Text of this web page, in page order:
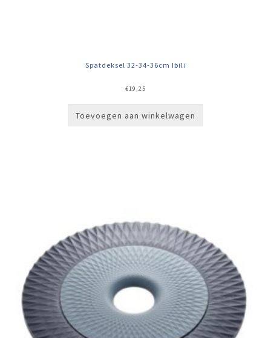
Spatdeksel 32-34-36cm Ibili
€19,25
Toevoegen aan winkelwagen